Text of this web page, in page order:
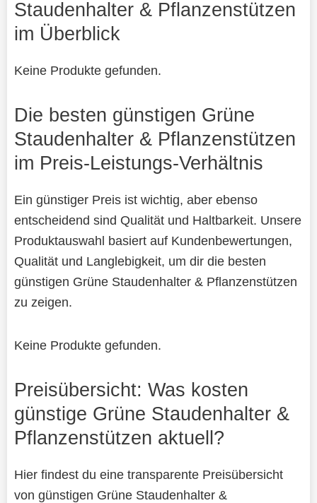
Staudenhalter & Pflanzenstützen
im Überblick
Keine Produkte gefunden.
Die besten günstigen Grüne
Staudenhalter & Pflanzenstützen
im Preis-Leistungs-Verhältnis
Ein günstiger Preis ist wichtig, aber ebenso
entscheidend sind Qualität und Haltbarkeit. Unsere
Produktauswahl basiert auf Kundenbewertungen,
Qualität und Langlebigkeit, um dir die besten
günstigen Grüne Staudenhalter & Pflanzenstützen
zu zeigen.
Keine Produkte gefunden.
Preisübersicht: Was kosten
günstige Grüne Staudenhalter &
Pflanzenstützen aktuell?
Hier findest du eine transparente Preisübersicht
von günstigen Grüne Staudenhalter &